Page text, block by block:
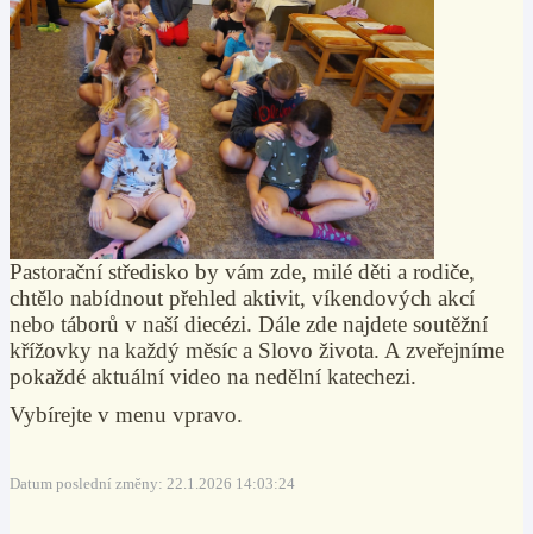
Pastorační středisko by vám zde, milé děti a rodiče,
chtělo nabídnout přehled aktivit, víkendových akcí
nebo táborů v naší diecézi. Dále zde najdete soutěžní
křížovky na každý měsíc a Slovo života. A zveřejníme
pokaždé aktuální video na nedělní katechezi.
Vybírejte v menu vpravo.
Datum poslední změny: 22.1.2026 14:03:24